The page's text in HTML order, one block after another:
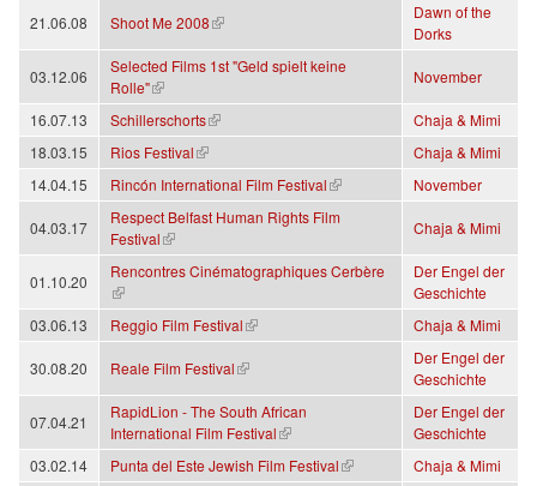
21.06.08 Shoot Me 2008
(Link ist extern)
Dawn of the
Dorks
03.12.06
Selected Films 1st "Geld spielt keine
Rolle"
(Link ist extern)
November
16.07.13 Schillerschorts
(Link ist extern)
Chaja & Mimi
18.03.15
Rios Festival
(Link ist extern)
Chaja & Mimi
14.04.15
Rincón International Film Festival
(Link ist extern) November
04.03.17
Respect Belfast Human Rights Film
Festival
(Link ist extern)
Chaja & Mimi
01.10.20
Rencontres Cinématographiques Cerbère
(Link ist extern)
Der Engel der
Geschichte
03.06.13
Reggio Film Festival
(Link ist extern) Chaja & Mimi
30.08.20 Reale Film Festival
(Link ist extern)
Der Engel der
Geschichte
07.04.21
RapidLion - The South African
International Film Festival
(Link ist extern)
Der Engel der
Geschichte
03.02.14
Punta del Este Jewish Film Festival
(Link ist extern) Chaja & Mimi